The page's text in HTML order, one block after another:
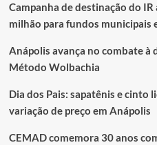
Campanha de destinação do IR
milhão para fundos municipais
Anápolis avança no combate à
Método Wolbachia
Dia dos Pais: sapatênis e cinto
variação de preço em Anápolis
CEMAD comemora 30 anos